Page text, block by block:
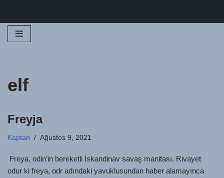
elf
Freyja
Kaptan Ağustos 9, 2021
Freya, odin’in bereketli İskandinav savaş manitası. Rivayet
odur ki freya, odr adındaki yavuklusundan haber alamayınca